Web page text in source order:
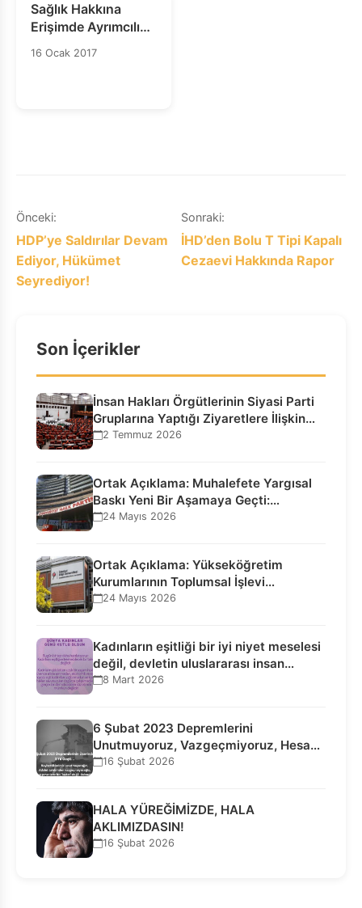
Sağlık Hakkına
Erişimde Ayrımcılık
– Bilgi Notu
16 Ocak 2017
Yazı
gezinmesi
Önceki:
HDP’ye Saldırılar Devam
Ediyor, Hükümet
Seyrediyor!
Sonraki:
İHD’den Bolu T Tipi Kapalı
Cezaevi Hakkında Rapor
Son İçerikler
İnsan Hakları Örgütlerinin Siyasi Parti
Gruplarına Yaptığı Ziyaretlere İlişkin
Bilgilendirme…
2 Temmuz 2026
Ortak Açıklama: Muhalefete Yargısal
Baskı Yeni Bir Aşamaya Geçti:
Seçilmiş…
24 Mayıs 2026
Ortak Açıklama: Yükseköğretim
Kurumlarının Toplumsal İşlevi
Kurucularının Ticari Akıbetine
24 Mayıs 2026
Kadınların eşitliği bir iyi niyet meselesi
değil, devletin uluslararası insan…
8 Mart 2026
6 Şubat 2023 Depremlerini
Unutmuyoruz, Vazgeçmiyoruz, Hesap
Sorulmasını İstiyoruz!
16 Şubat 2026
HALA YÜREĞİMİZDE, HALA
AKLIMIZDASIN!
16 Şubat 2026